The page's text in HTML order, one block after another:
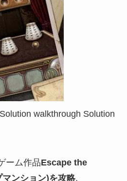
walkthrough Solution
ーム作品Escape the
ンション)を攻略.